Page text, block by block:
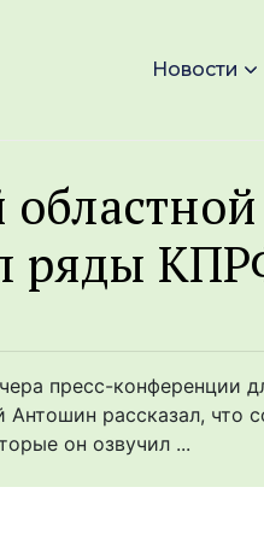
Новости
ряды
пресс-конференции
рассказал, что
он озвучил ...